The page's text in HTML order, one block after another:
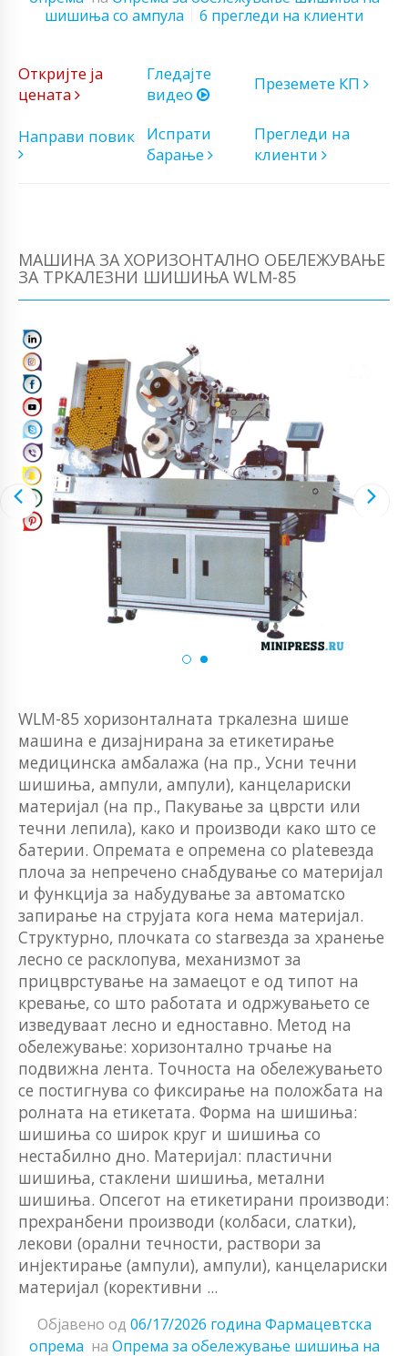
шишиња со ампула
6 прегледи на клиенти
Откријте ја
цената
Гледајте
видео
Преземете КП
Направи повик
Испрати
барање
Прегледи на
клиенти
МАШИНА ЗА ХОРИЗОНТАЛНО ОБЕЛЕЖУВАЊЕ
ЗА ТРКАЛЕЗНИ ШИШИЊА WLM-85
WLM-85 хоризонталната тркалезна шише
машина е дизајнирана за етикетирање
медицинска амбалажа (на пр., Усни течни
шишиња, ампули, ампули), канцелариски
материјал (на пр., Пакување за цврсти или
течни лепила), како и производи како што се
батерии. Опремата е опремена со plateвезда
плоча за непречено снабдување со материјал
и функција за набудување за автоматско
запирање на струјата кога нема материјал.
Структурно, плочката со starвезда за хранење
лесно се расклопува, механизмот за
прицврстување на замаецот е од типот на
кревање, со што работата и одржувањето се
изведуваат лесно и едноставно. Метод на
обележување: хоризонтално трчање на
подвижна лента. Точноста на обележувањето
се постигнува со фиксирање на положбата на
ролната на етикетата. Форма на шишиња:
шишиња со широк круг и шишиња со
нестабилно дно. Материјал: пластични
шишиња, стаклени шишиња, метални
шишиња. Опсегот на етикетирани производи:
прехранбени производи (колбаси, слатки),
лекови (орални течности, раствори за
инјектирање (ампули), ампули), канцелариски
материјал (корективни ...
Објавено од 06/17/2026 година Фармацевтска
опрема на Опрема за обележување шишиња на